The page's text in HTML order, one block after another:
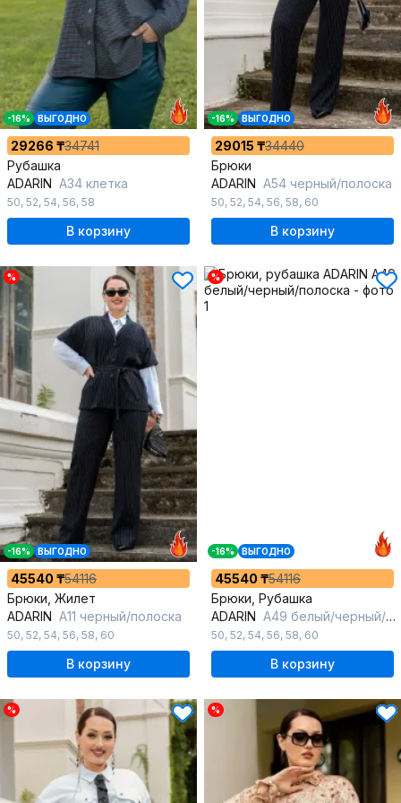
-16% ВЫГОДНО
29266 ₸34741
Рубашка
ADARIN А34 клетка
50, 52, 54, 56, 58
В корзину
-16% ВЫГОДНО
29015 ₸34440
Брюки
ADARIN А54 черный/полоска
50, 52, 54, 56, 58, 60
В корзину
%
-16% ВЫГОДНО
45540 ₸54116
Брюки, Жилет
ADARIN А11 черный/полоска
50, 52, 54, 56, 58, 60
В корзину
%
-16% ВЫГОДНО
45540 ₸54116
Брюки, Рубашка
ADARIN А49 белый/черный/полоска
50, 52, 54, 56, 58, 60
В корзину
% %